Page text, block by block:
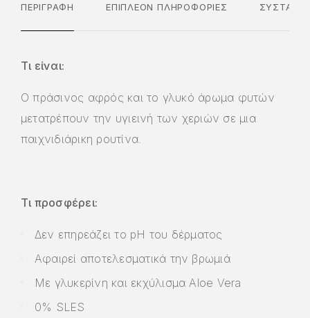
ΠΕΡΙΓΡΑΦΉ ΕΠΙΠΛΈΟΝ ΠΛΗΡΟΦΟΡΊΕΣ
Τι είναι:
Ο πράσινος αφρός και το γλυκό άρωμα φυτών
μετατρέπουν την υγιεινή των χεριών σε μια
παιχνιδιάρικη ρουτίνα.
Τι προσφέρει:
Δεν επηρεάζει το pH του δέρματος
Αφαιρεί αποτελεσματικά την βρωμιά
Με γλυκερίνη και εκχύλισμα Aloe Vera
0% SLES